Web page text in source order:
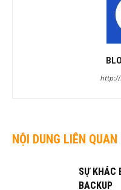
NỘI DUNG LIÊN QUAN
SỰ KHÁC
BACKUP